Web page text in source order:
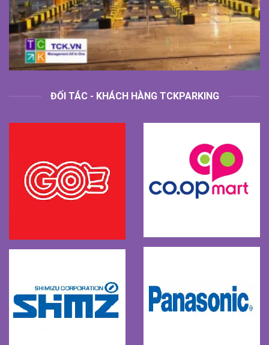
ĐỐI TÁC - KHÁCH HÀNG TCKPARKING